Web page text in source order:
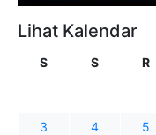
Lihat Kalendar
S S R
3
4 5